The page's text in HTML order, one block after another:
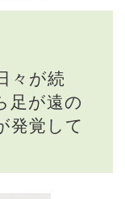
々が続
足が遠の
発覚して